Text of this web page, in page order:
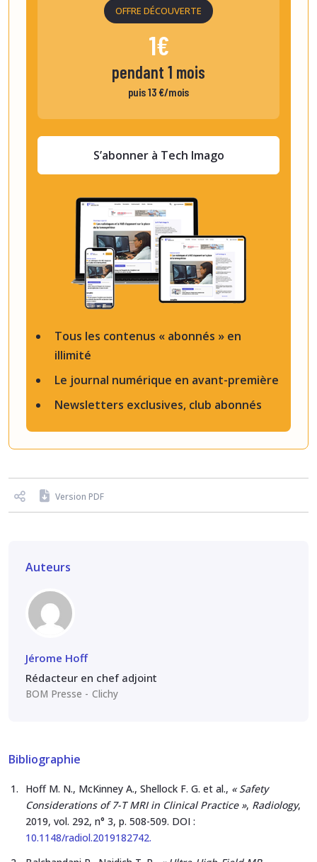
Tous les contenus « abonnés » en
illimité
Le journal numérique en avant-première
Newsletters exclusives, club abonnés
OFFRE DÉCOUVERTE
1€
pendant 1 mois
puis 13 €/mois
S’abonner à Tech Imago
Version PDF
Auteurs
Jérome Hoff
Rédacteur en chef adjoint
BOM Presse Clichy
Bibliographie
Hoff M. N., McKinney A., Shellock F. G. et al., « Safety
Considerations of 7-T MRI in Clinical Practice », Radiology,
2019, vol. 292, n° 3, p. 508-509. DOI :
10.1148/radiol.2019182742.